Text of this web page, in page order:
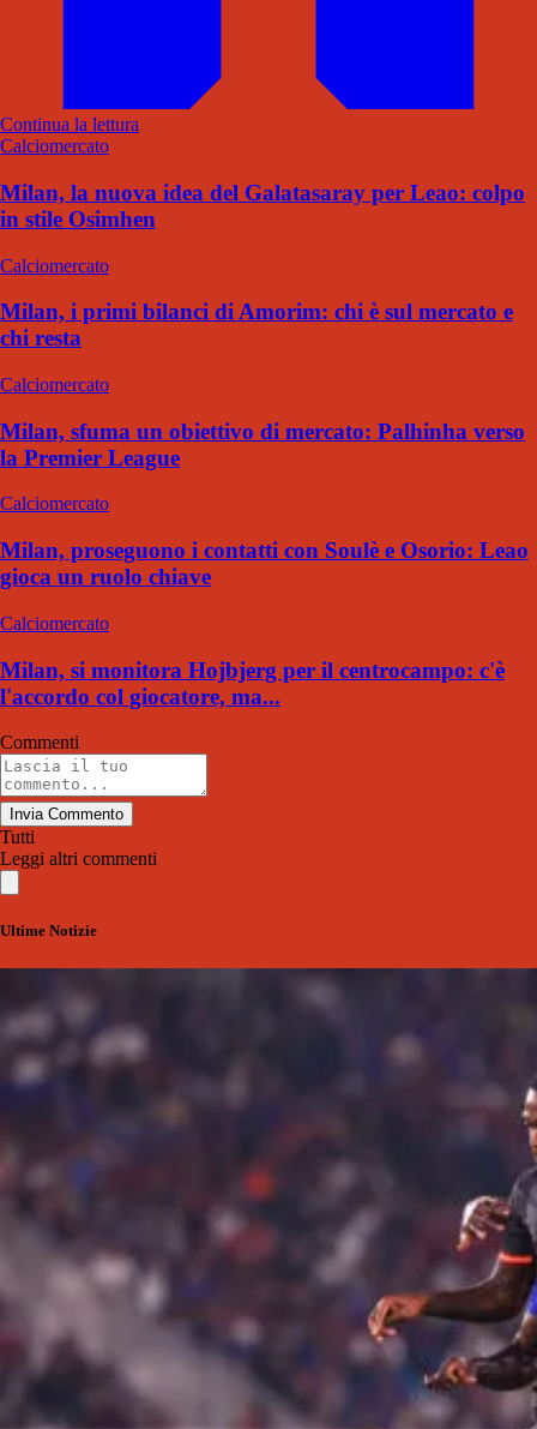
Continua la lettura
Calciomercato
Milan, la nuova idea del Galatasaray per Leao: colpo
in stile Osimhen
Calciomercato
Milan, i primi bilanci di Amorim: chi è sul mercato e
chi resta
Calciomercato
Milan, sfuma un obiettivo di mercato: Palhinha verso
la Premier League
Calciomercato
Milan, proseguono i contatti con Soulè e Osorio: Leao
gioca un ruolo chiave
Calciomercato
Milan, si monitora Hojbjerg per il centrocampo: c'è
l'accordo col giocatore, ma...
Commenti
Invia Commento
Tutti
Leggi altri commenti
Ultime Notizie